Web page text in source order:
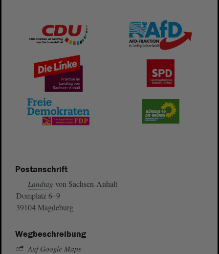
Postanschrift
Landtag von Sachsen-Anhalt
Domplatz 6–9
39104 Magdeburg
Wegbeschreibung
Auf Google Maps